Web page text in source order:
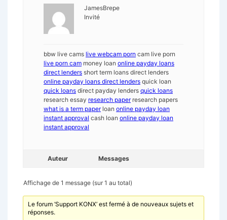
JamesBrepe
Invité
bbw live cams live webcam porn cam live porn
live porn cam money loan online payday loans
direct lenders short term loans direct lenders
online payday loans direct lenders quick loan
quick loans direct payday lenders quick loans
research essay research paperresearch papers
what is a term paperloan online payday loan
instant approval cash loan online payday loan
instant approval
Auteur Messages
Affichage de 1 message (sur 1 au total)
Le forum ‘Support KONX’ est fermé à de nouveaux sujets et
réponses.